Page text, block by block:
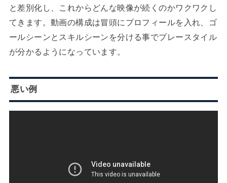
と差別化し、これからどんな映像が続くのかワクワクし
てきます。動画の構成は冒頭にプロフィールを入れ、ゴ
ールシーンとスキルシーンを分ける事でプレースタイル
が分かるようになっています。
悪い例